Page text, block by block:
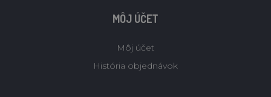
MÔJ ÚČET
Môj účet
História objednávok